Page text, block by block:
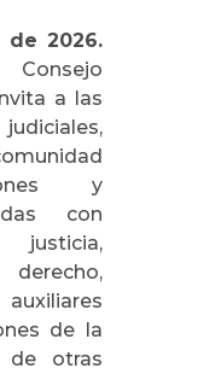
de 2026.
a las
y
con
justicia,
de la
de otras